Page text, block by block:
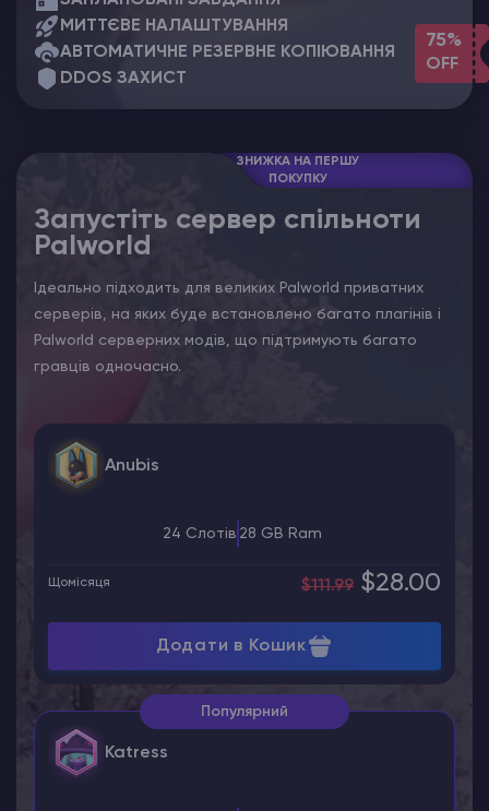
75%
OFF
МИТТЄВЕ НАЛАШТУВАННЯ
АВТОМАТИЧНЕ РЕЗЕРВНЕ КОПІЮВАННЯ
DDOS ЗАХИСТ
ЗНИЖКА НА ПЕРШУ
ПОКУПКУ
Запустіть сервер спільноти
Palworld
Ідеально підходить для великих Palworld приватних
серверів, на яких буде встановлено багато плагінів і
Palworld серверних модів, що підтримують багато
гравців одночасно.
Anubis
24 Слотів 28 GB Ram
Щомісяця $111.99 $28.00
Додати в Кошик
Популярний
Katress